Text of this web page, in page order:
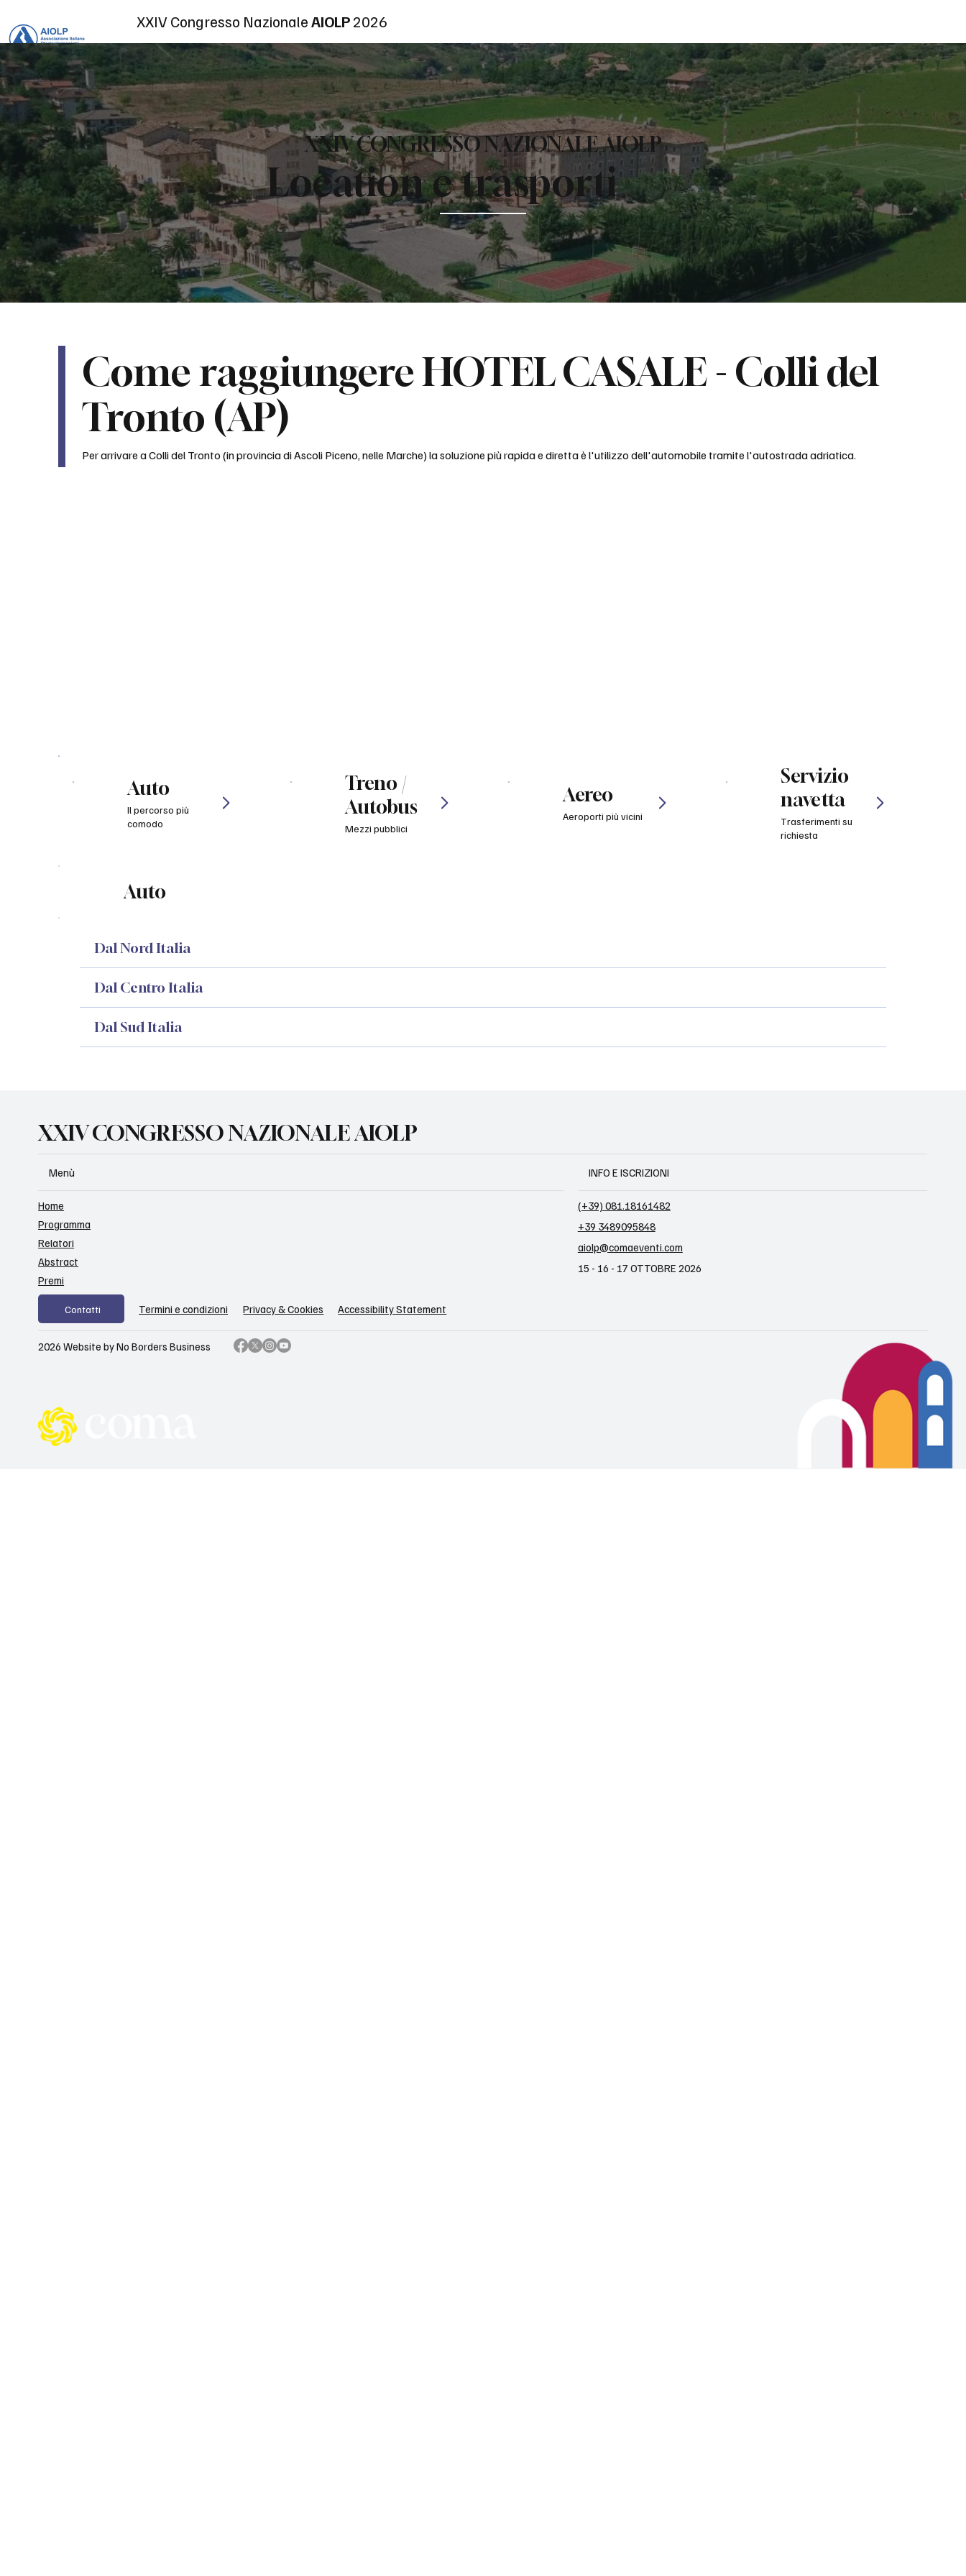
XXIV Congresso NazionaleAIOLP2026
XXIV CONGRESSO NAZIONALE AIOLP
Location e trasporti
Come raggiungere HOTEL CASALE - Colli del
Tronto (AP)
Per arrivare a Colli del Tronto (in provincia di Ascoli Piceno, nelle Marche) la soluzione più rapida e diretta è l'utilizzo dell'automobile tramite l'autostrada adriatica.
Servizio
navetta
Trasferimenti su
richiesta
Aereo
Aeroporti più vicini
Treno /
Autobus
Mezzi pubblici
Auto
Il percorso più
comodo
Auto
Dal Nord Italia
Dal Centro Italia
Dal Sud Italia
XXIV CONGRESSO NAZIONALE AIOLP
Menù
Home
Programma
Relatori
Abstract
Premi
INFO E ISCRIZIONI
(+39) 081.18161482
+39 3489095848
aiolp@comaeventi.com
15 - 16 - 17 OTTOBRE 2026
Contatti Termini e condizioni Privacy & Cookies Accessibility Statement
2026 Website by No Borders Business